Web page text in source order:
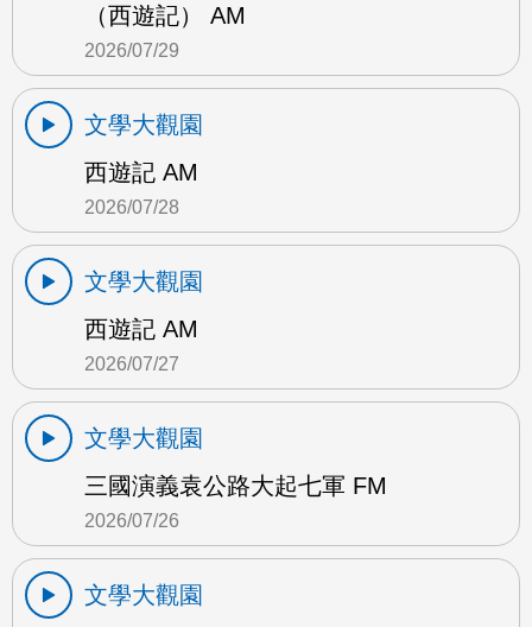
（西遊記） AM
2026/07/29
文學大觀園
西遊記 AM
2026/07/28
文學大觀園
西遊記 AM
2026/07/27
文學大觀園
三國演義袁公路大起七軍 FM
2026/07/26
文學大觀園